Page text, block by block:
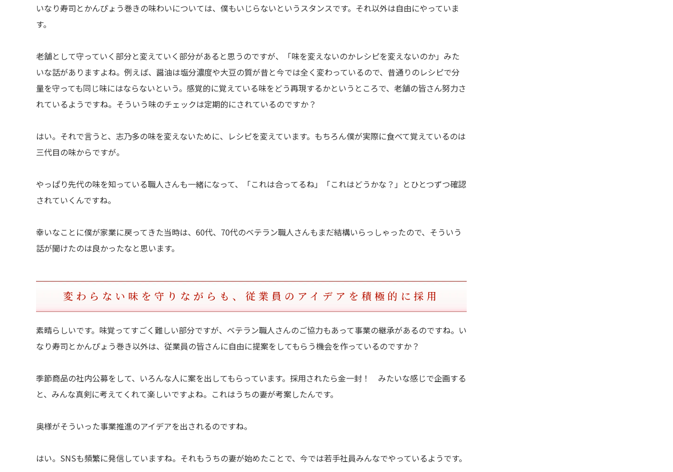
いなり寿司とかんぴょう巻きの味わいについては、僕もいじらないというスタンスです。それ以外は自由にやっていま
す。
老舗として守っていく部分と変えていく部分があると思うのですが、「味を変えないのかレシピを変えないのか」みた
いな話がありますよね。例えば、醤油は塩分濃度や大豆の質が昔と今では全く変わっているので、昔通りのレシピで分
量を守っても同じ味にはならないという。感覚的に覚えている味をどう再現するかというところで、老舗の皆さん努力さ
れているようですね。そういう味のチェックは定期的にされているのですか？
はい。それで言うと、志乃多の味を変えないために、レシピを変えています。もちろん僕が実際に食べて覚えているのは
三代目の味からですが。
やっぱり先代の味を知っている職人さんも一緒になって、「これは合ってるね」「これはどうかな？」とひとつずつ確認
されていくんですね。
幸いなことに僕が家業に戻ってきた当時は、60代、70代のベテラン職人さんもまだ結構いらっしゃったので、そういう
話が聞けたのは良かったなと思います。
変わらない味を守りながらも、従業員のアイデアを積極的に採用
素晴らしいです。味覚ってすごく難しい部分ですが、ベテラン職人さんのご協力もあって事業の継承があるのですね。い
なり寿司とかんぴょう巻き以外は、従業員の皆さんに自由に提案をしてもらう機会を作っているのですか？
季節商品の社内公募をして、いろんな人に案を出してもらっています。採用されたら金一封！ みたいな感じで企画する
と、みんな真剣に考えてくれて楽しいですよね。これはうちの妻が考案したんです。
奥様がそういった事業推進のアイデアを出されるのですね。
はい。SNSも頻繁に発信していますね。それもうちの妻が始めたことで、今では若手社員みんなでやっているようです。